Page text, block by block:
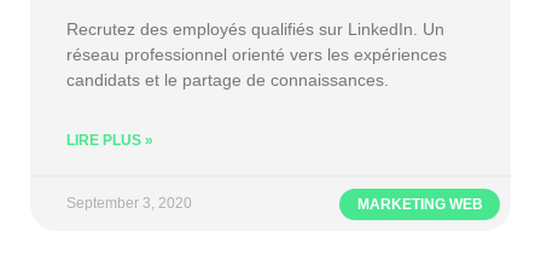
MARKETING WEB
Recrutez des employés qualifiés sur LinkedIn. Un
réseau professionnel orienté vers les expériences
candidats et le partage de connaissances.
LIRE PLUS »
September 3, 2020